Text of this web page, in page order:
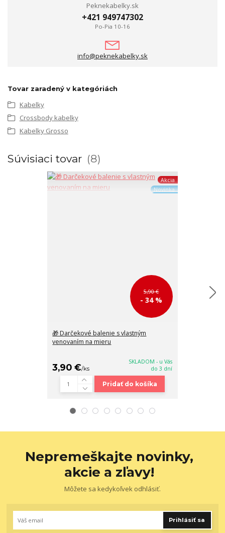
Peknekabelky.sk
+421 949747302
Po-Pia 10-16
info@peknekabelky.sk
Tovar zaradený v kategóriách
Kabelky
Crossbody kabelky
Kabelky Grosso
Súvisiaci tovar 8
Akcia
Novinka
5,90 €
- 34 %
🎁 Darčekové balenie s vlastným
venovaním na mieru
3,90 €/ks
SKLADOM - u Vás
do 3 dní
Pridať do košíka
Nepremeškajte novinky,
akcie a zľavy!
Môžete sa kedykoľvek odhlásiť.
Prihlásiť sa